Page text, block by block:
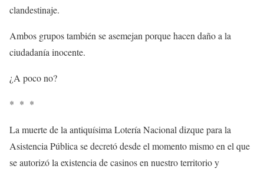
clandestinaje.
Ambos grupos también se asemejan porque hacen daño a la
ciudadanía inocente.
¿A poco no?
* * *
La muerte de la antiquísima Lotería Nacional dizque para la
Asistencia Pública se decretó desde el momento mismo en el que
se autorizó la existencia de casinos en nuestro territorio y